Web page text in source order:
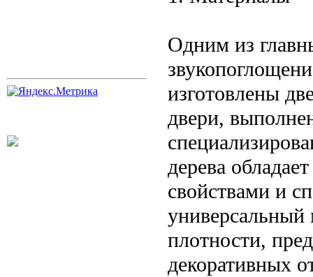
Одним из
изготовлены
двери,
дерева
свойствами и
универсальный
плотности,
декоративных